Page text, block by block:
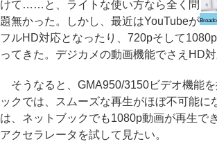
けて……と、ライトな使い方なら全く問
題無かった。しかし、最近はYouTubeが
フルHD対応となったり、720pそして
ってきた。デジカメの動画機能でさえHD対
そうなると、GMA950/3150ビデオ機能
ックでは、スムーズな再生がほぼ不可能に
は、ネットブックでも1080p動画が再生で
アクセラレータを試して見たい。